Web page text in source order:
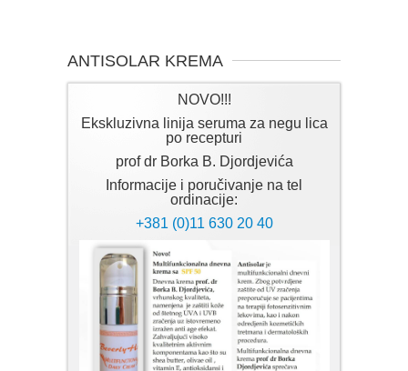
ANTISOLAR KREMA
NOVO!!!
Ekskluzivna linija seruma za negu lica
po recepturi
prof dr Borka B. Djordjevića
Informacije i poručivanje na tel
ordinacije:
+381 (0)11 630 20 40